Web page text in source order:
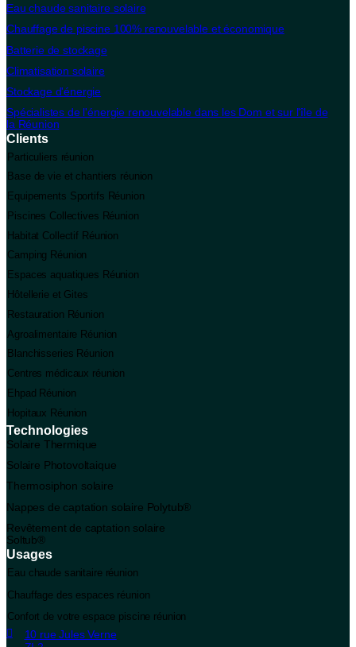
Eau chaude sanitaire solaire
Chauffage de piscine 100% renouvelable et économique
Batterie de stockage
Climatisation solaire
Stockage d'énergie
Spécialistes de l'énergie renouvelable dans les Dom et sur l'île de
la Réunion
Clients
Particuliers réunion
Base de vie et chantiers réunion
Equipements Sportifs Réunion
Piscines Collectives Réunion
Habitat Collectif Réunion
Camping Réunion
Espaces aquatiques Réunion
Hôtellerie et Gites
Restauration Réunion
Agroalimentaire Réunion
Blanchisseries Réunion
Centres médicaux réunion
Ehpad Réunion
Hopitaux Réunion
Technologies
Solaire Thermique
Solaire Photovoltaique
Thermosiphon solaire
Nappes de captation solaire Polytub®
Revêtement de captation solaire
Soltub®
Usages
Eau chaude sanitaire réunion
Chauffage des espaces réunion
Confort de votre espace piscine réunion
10 rue Jules Verne